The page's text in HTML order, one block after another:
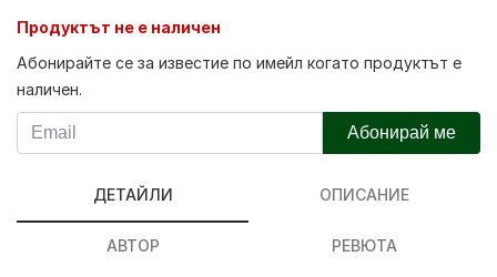
Продуктът не е наличен
Абонирайте се за известие по имейл когато продуктът е
наличен.
Абонирай ме
ДЕТАЙЛИ ОПИСАНИЕ
АВТОР РЕВЮТА